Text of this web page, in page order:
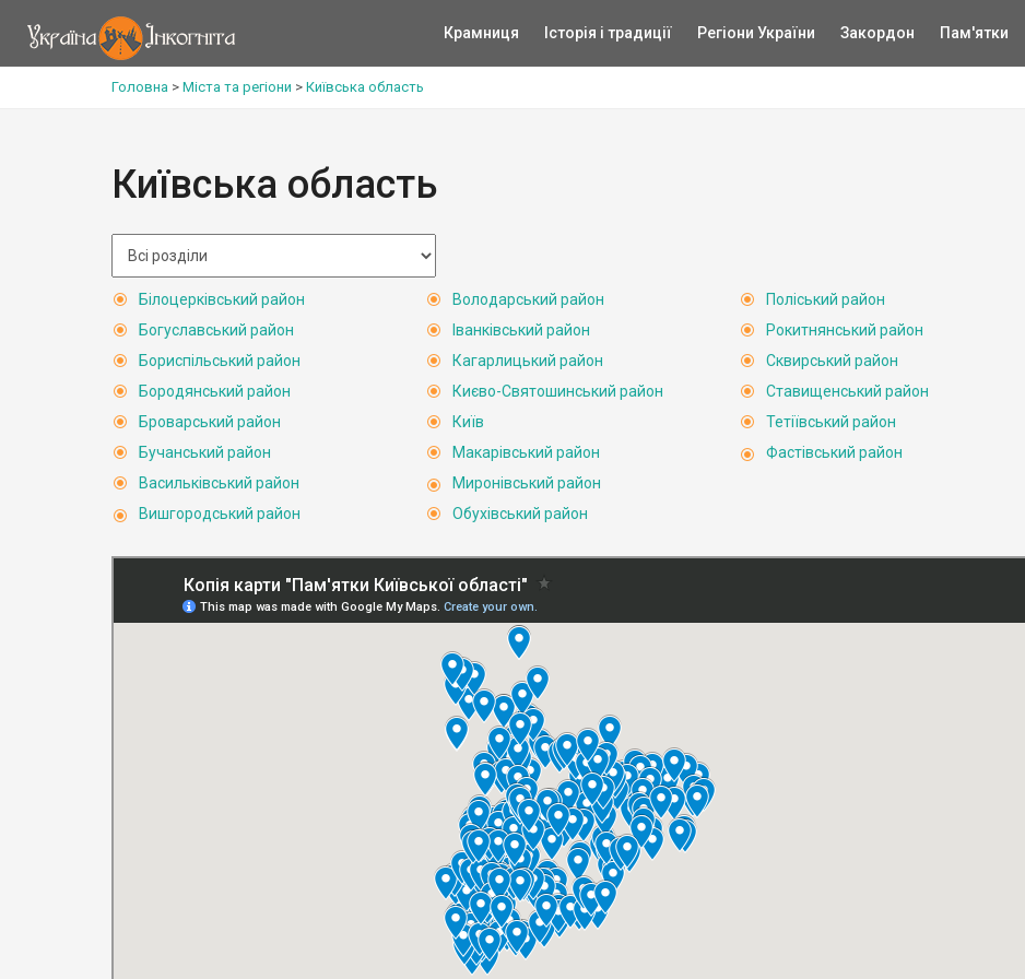
Крамниця Історія і традиції Регіони України Закордон Пам'ятки
Головна > Міста та регіони > Київська область
Київська область
Білоцерківський район
Богуславський район
Бориспільський район
Бородянський район
Броварський район
Бучанський район
Васильківський район
Вишгородський район
Володарський район
Іванківський район
Кагарлицький район
Києво-Святошинський район
Київ
Макарівський район
Миронівський район
Обухівський район
Поліський район
Рокитнянський район
Сквирський район
Ставищенський район
Тетіївський район
Фастівський район